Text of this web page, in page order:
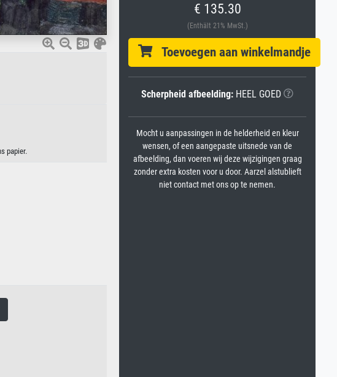
papier.
€ 135.30
(Enthält 21% MwSt.)
Toevoegen aan winkelmandje
Scherpheid afbeelding: HEEL GOED
Mocht u aanpassingen in de helderheid en kleur
wensen, of een aangepaste uitsnede van de
afbeelding, dan voeren wij deze wijzigingen graag
zonder extra kosten voor u door. Aarzel alstublieft
niet contact met ons op te nemen.